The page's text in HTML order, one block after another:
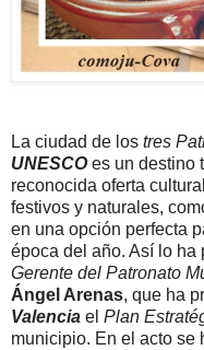
La ciudad de los tres
UNESCOes un destino
reconocida oferta
festivos y naturales,
en una opción perfecta
época del año. Así lo ha
Gerente del Patronato
Ángel Arenas, que ha
Valencia el Plan
municipio. En el acto se